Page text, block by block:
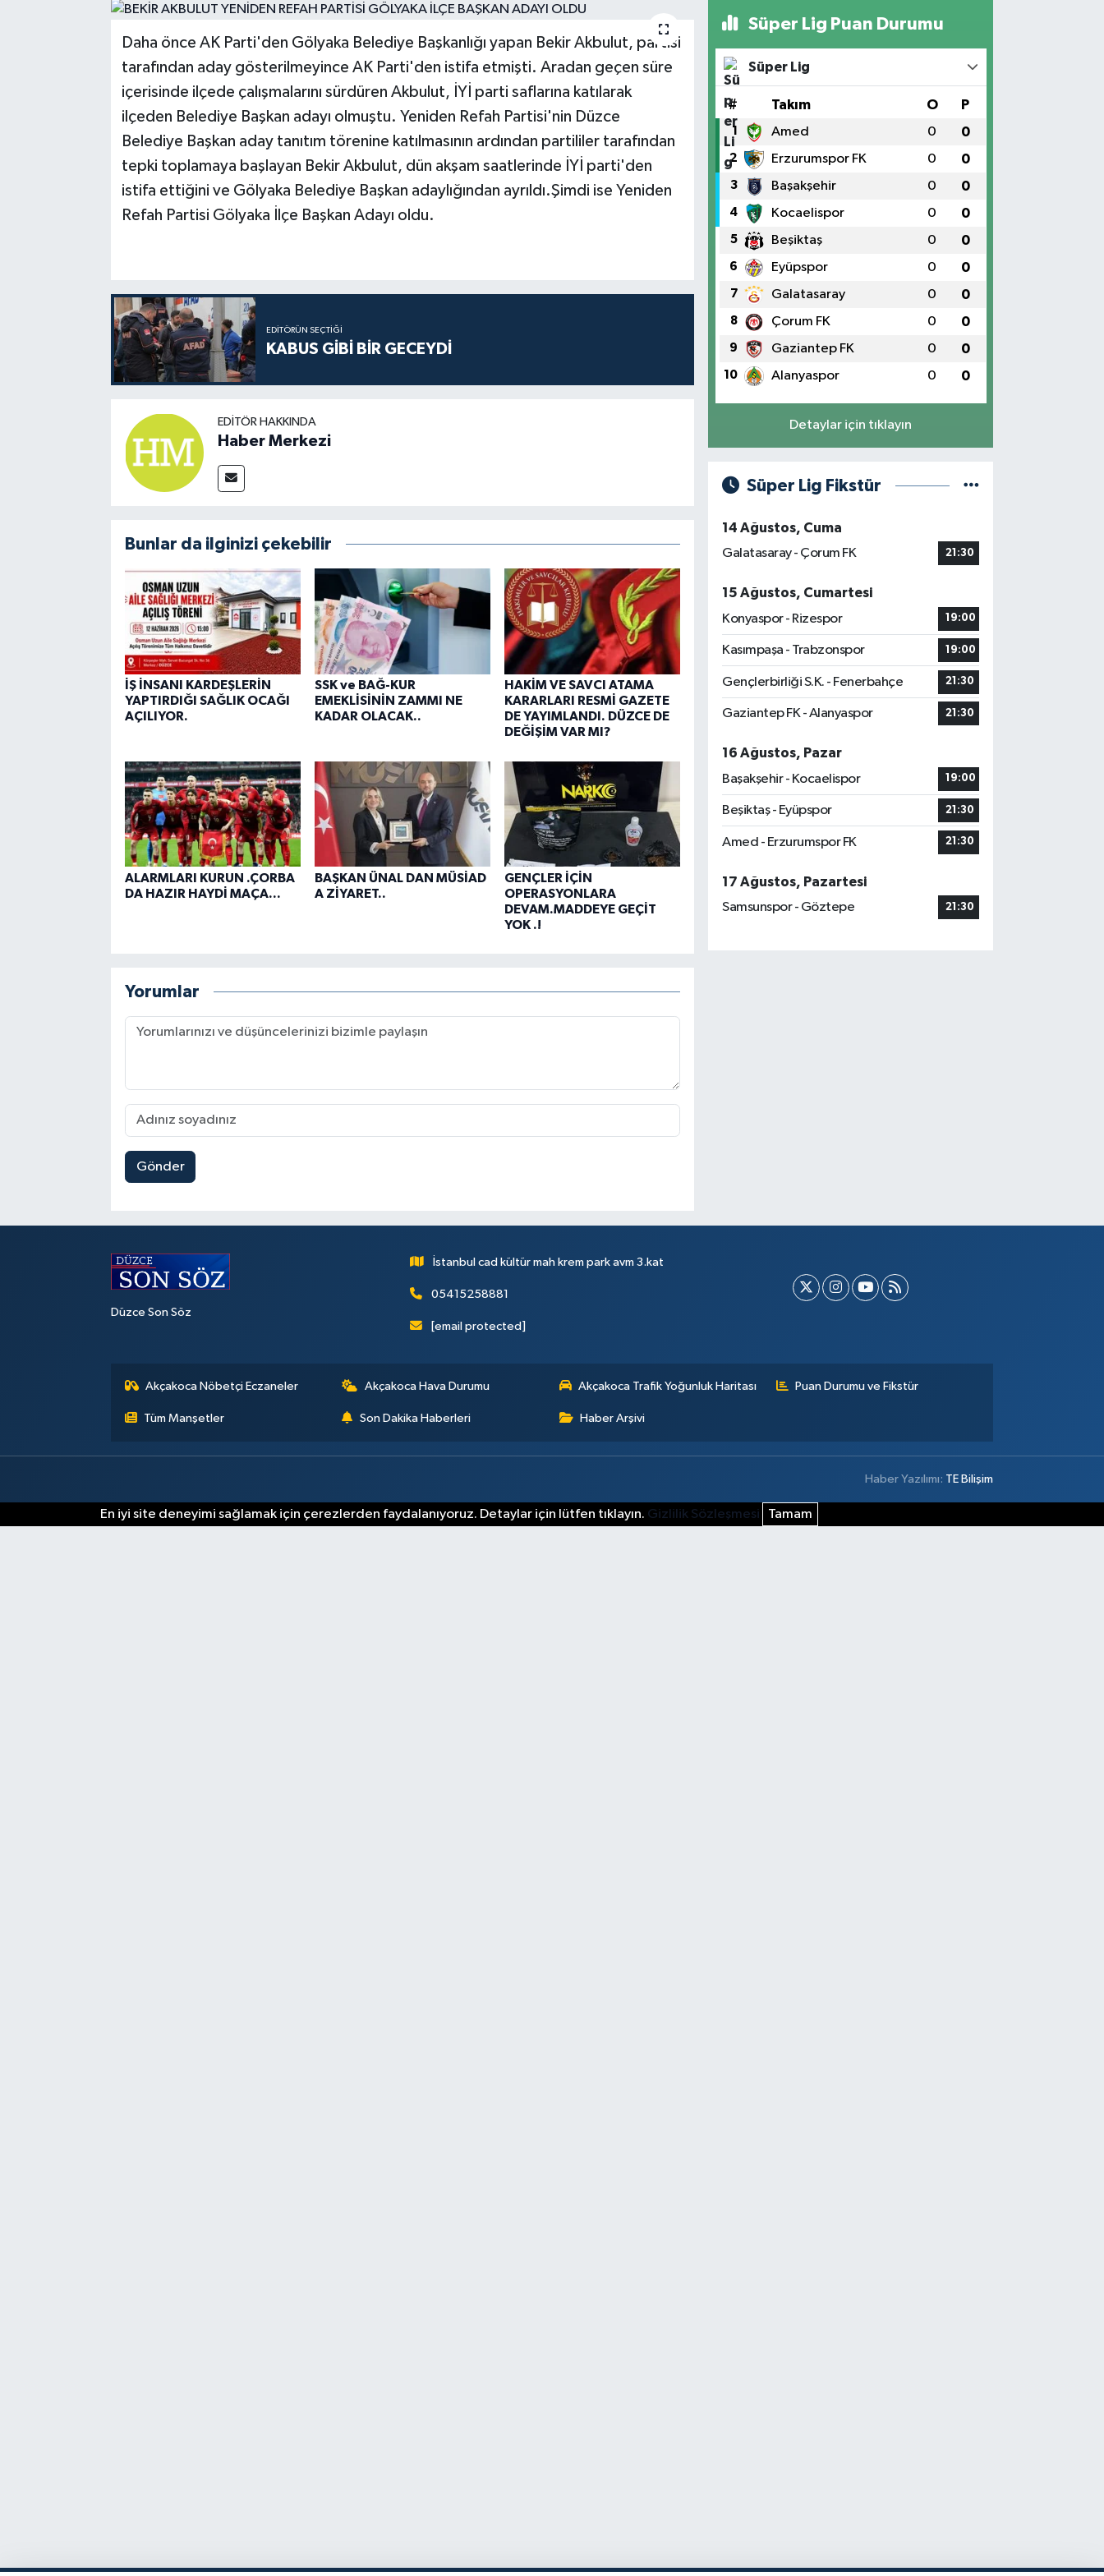
Daha önce AK Parti'den Gölyaka Belediye Başkanlığı yapan Bekir Akbulut, partisi
tarafından aday gösterilmeyince AK Parti'den istifa etmişti. Aradan geçen süre
içerisinde ilçede çalışmalarını sürdüren Akbulut, İYİ parti saflarına katılarak
ilçeden Belediye Başkan adayı olmuştu. Yeniden Refah Partisi'nin Düzce
Belediye Başkan aday tanıtım törenine katılmasının ardından partililer tarafından
tepki toplamaya başlayan Bekir Akbulut, dün akşam saatlerinde İYİ parti'den
istifa ettiğini ve Gölyaka Belediye Başkan adaylığından ayrıldı.Şimdi ise Yeniden
Refah Partisi Gölyaka İlçe Başkan Adayı oldu.
EDITÖRÜN SEÇTIĞI
KABUS GİBİ BİR GECEYDİ
EDITÖR HAKKINDA
Haber Merkezi
Bunlar da ilginizi çekebilir
İŞ İNSANI KARDEŞLERİN
YAPTIRDIĞI SAĞLIK OCAĞI
AÇILIYOR.
SSK ve BAĞ-KUR
EMEKLİSİNİN ZAMMI NE
KADAR OLACAK..
HAKİM VE SAVCI ATAMA
KARARLARI RESMİ GAZETE
DE YAYIMLANDI. DÜZCE DE
DEĞİŞİM VAR MI?
ALARMLARI KURUN .ÇORBA
DA HAZIR HAYDİ MAÇA...
BAŞKAN ÜNAL DAN MÜSİAD
A ZİYARET..
GENÇLER İÇİN
OPERASYONLARA
DEVAM.MADDEYE GEÇİT
YOK .!
Yorumlar
Gönder
Süper Lig Puan Durumu
Süper Lig
# Takım O P
1 Amed 0 0
2 Erzurumspor FK 0 0
3 Başakşehir 0 0
4 Kocaelispor 0 0
5 Beşiktaş 0 0
6 Eyüpspor 0 0
7 Galatasaray 0 0
8 Çorum FK 0 0
9 Gaziantep FK 0 0
10 Alanyaspor 0 0
Detaylar için tıklayın
Süper Lig Fikstür
14 Ağustos, Cuma
Galatasaray - Çorum FK
21:30
15 Ağustos, Cumartesi
Konyaspor - Rizespor
19:00
Kasımpaşa - Trabzonspor 19:00
Gençlerbirliği S.K. - Fenerbahçe 21:30
Gaziantep FK - Alanyaspor 21:30
16 Ağustos, Pazar
Başakşehir - Kocaelispor
19:00
Beşiktaş - Eyüpspor 21:30
Amed - Erzurumspor FK 21:30
17 Ağustos, Pazartesi
Samsunspor - Göztepe
21:30
Düzce Son Söz
İstanbul cad kültür mah krem park avm 3.kat
05415258881
[email protected]
Akçakoca Nöbetçi Eczaneler Akçakoca Hava Durumu Akçakoca Trafik Yoğunluk Haritası Puan Durumu ve Fikstür
Tüm Manşetler Son Dakika Haberleri Haber Arşivi
Haber Yazılımı: TE Bilişim
En iyi site deneyimi sağlamak için çerezlerden faydalanıyoruz. Detaylar için lütfen tıklayın. Gizlilik Sözleşmesi Tamam